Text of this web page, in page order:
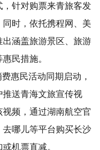
针对购票来青旅客发
时，依托携程网、美
涵盖旅游景区、旅游
民措施。
惠民活动同期启动，
送青海文旅宣传视
频，通过湖南航空官
哪儿等平台购买长沙
机票直减。